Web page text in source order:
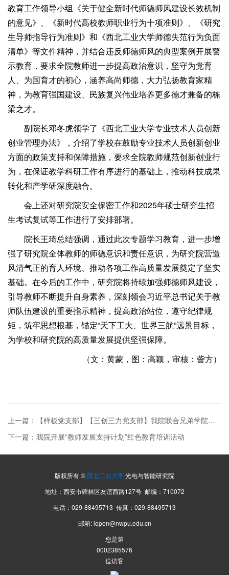
教育工作领导小组《关于健全新时代师德师风建设长效机制
的意见》、《新时代高校教师职业行为十项准则》、《研究
生导师指导行为准则》和《西北工业大学师德失范行为负面
清单》等文件精神，并结合违反师德师风的典型案例开展警
示教育，要求全院教师进一步提高政治意识，坚守为党育
人、为国育才的初心，涵养高尚师德，大力弘扬教育家精
神，为教育强国建设、民族复兴伟业培养更多德才兼备的栋
梁之才。
副院长邓冬虎领学了《西北工业大学专业技术人员创新
创业管理办法》，介绍了学校在鼓励专业技术人员创新创业
方面的政策支持和保障措施，要求全院教师规范创新创业行
为，在保证教学科研工作有序进行的基础上，推动科技成果
转化和产学研深度融合。
会上还对研究院安全保密工作和2025年硕士研究生招
生考试复试等工作进行了安排部署。
院长王琦总结强调，通过此次专题学习教育，进一步增
强了研究院全体教师的师德意识和责任意识，为研究院营造
风清气正的育人环境、推动各项工作高质量发展奠定了坚实
基础。在今后的工作中，研究院将持续加强师德师风建设，
引导教师不断提升自身素养，深刻领会习近平总书记关于教
师队伍建设的重要指示精神，提高政治站位，遵守纪律规
矩，筑牢思想根基，锚定“天下工大、世界三航”远景目标，
为学校和研究院的高质量发展提供坚强保障。
（文：黄蒙，图：高颖，审核：訾方）
上一篇：【样板党支部】【三创三力党支部】我院联合兄弟学院邀请侯建会教授讲授专题党课
下一篇：我院开展“教师发展支持计划”红色教育培训活动
版权所有 ©西北工业大学光电与智能研究院
地址：西安市碑林区友谊西路127号 邮编：710072
电话：029-88495713 传真：029-88495713
邮箱: iopen@nwpu.edu.cn
您是第
0002385576
位访客